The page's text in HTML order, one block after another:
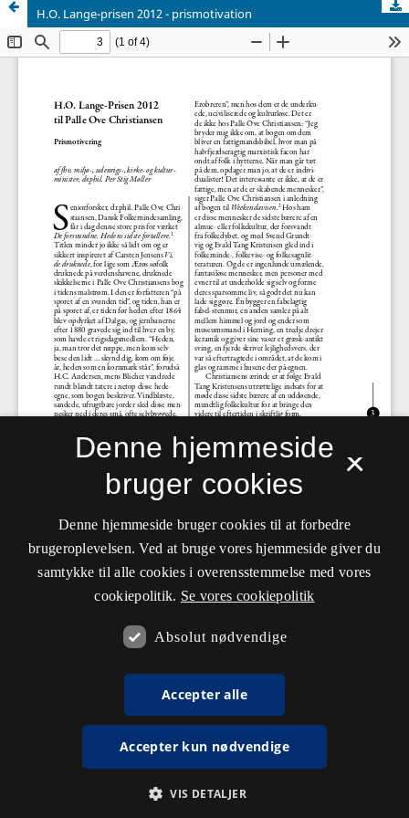
H.O. Lange-prisen 2012 - prismotivation
×
Denne hjemmeside
bruger cookies
Denne hjemmeside bruger cookies til at forbedre
brugeroplevelsen. Ved at bruge vores hjemmeside giver du
samtykke til alle cookies i overensstemmelse med vores
cookiepolitik. Se vores cookiepolitik
Absolut nødvendige
Accepter alle
Accepter kun nødvendige
VIS DETALJER